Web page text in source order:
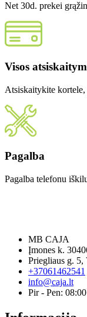
Net 30d. prekei
Visos
Atsiskaitykite
Pagalba
Pagalba telefonu
MB CAJA
Įmones k.
Priegliaus g.
+37061462541
info@caja.lt
Pir - Pen: